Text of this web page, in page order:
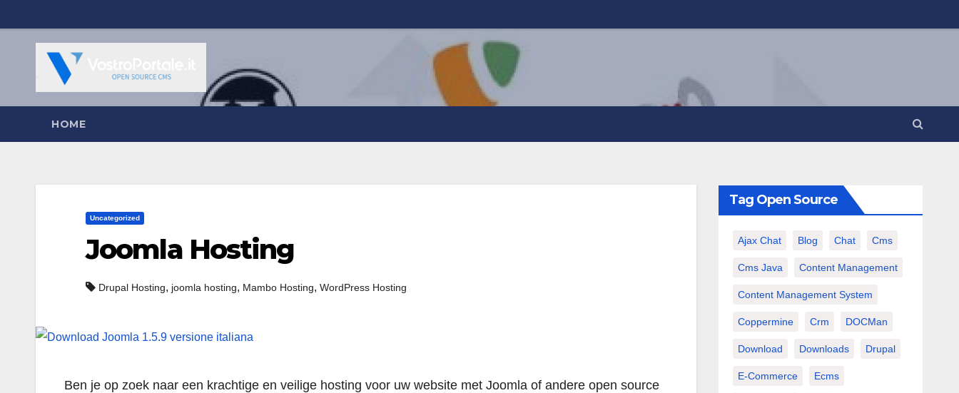
al
contenuto
HOME
Uncategorized
Joomla Hosting
Drupal Hosting, joomla hosting, Mambo Hosting, WordPress Hosting
Ben je op zoek naar een krachtige en veilige hosting voor uw website met Joomla of andere open source
Tag Open Source
Ajax Chat Blog Chat Cms
Cms Java Content Management
Content Management System
Coppermine Crm DOCMan
Download Downloads Drupal
E-Commerce Ecms